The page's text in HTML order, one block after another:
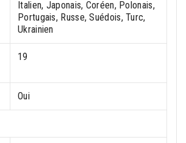
Italien, Japonais, Coréen, Polonais,
Portugais, Russe, Suédois, Turc,
Ukrainien
19
Oui